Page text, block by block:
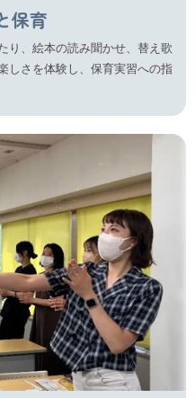
保育
り、絵本の読み聞かせ、替え歌
しさを体験し、保育実習への指